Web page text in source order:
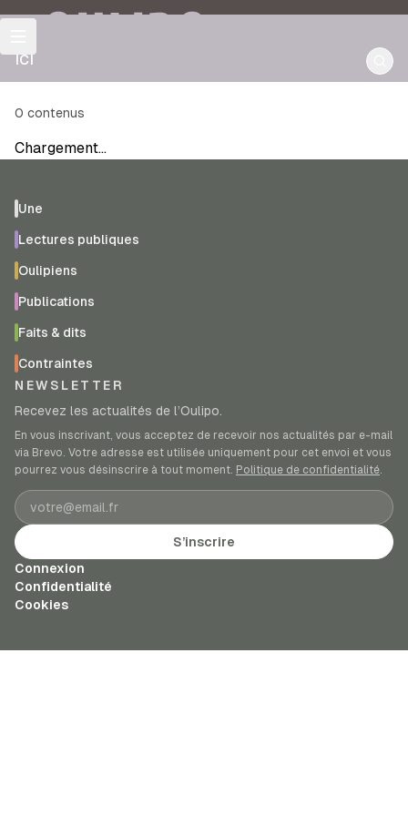
ici
0 contenus
Chargement…
Une
Lectures publiques
Oulipiens
Publications
Faits & dits
Contraintes
NEWSLETTER
Recevez les actualités de l’Oulipo.
En vous inscrivant, vous acceptez de recevoir nos actualités par e-mail
via Brevo. Votre adresse est utilisée uniquement pour cet envoi et vous
pourrez vous désinscrire à tout moment. Politique de confidentialité.
Adresse e-mail
S’inscrire
Connexion
Confidentialité
Cookies